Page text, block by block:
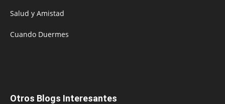
Salud y Amistad
Cuando Duermes
Otros Blogs Interesantes